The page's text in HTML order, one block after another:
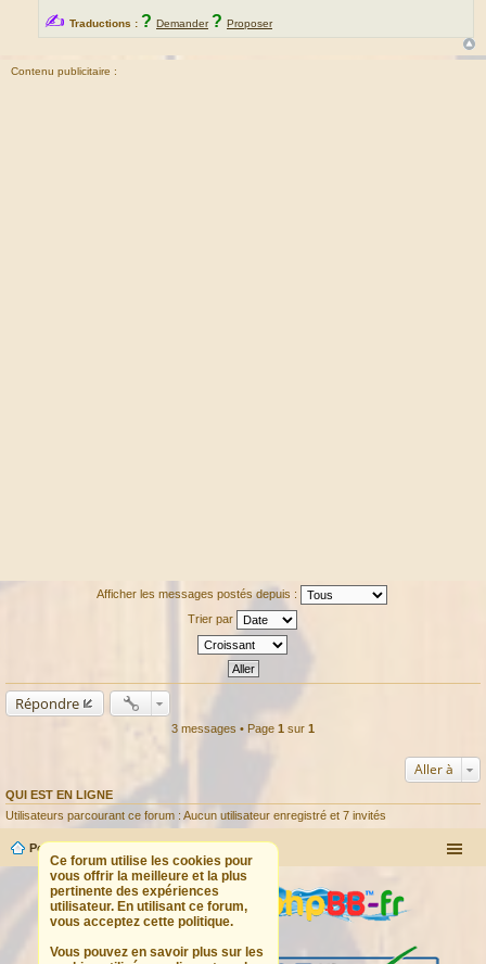
✍ Traductions : ? Demander ? Proposer
Contenu publicitaire :
Afficher les messages postés depuis :
Trier par
Répondre
3 messages • Page 1 sur 1
Aller à
QUI EST EN LIGNE
Utilisateurs parcourant ce forum : Aucun utilisateur enregistré et 7 invités
Ce forum utilise les cookies pour
vous offrir la meilleure et la plus
pertinente des expériences
utilisateur. En utilisant ce forum,
vous acceptez cette politique.
Vous pouvez en savoir plus sur les
Portail